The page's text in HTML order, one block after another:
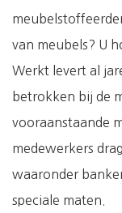
van meubels? U
Werkt levert al
betrokken bij de
vooraanstaande
medewerkers
waaronder
speciale maten.